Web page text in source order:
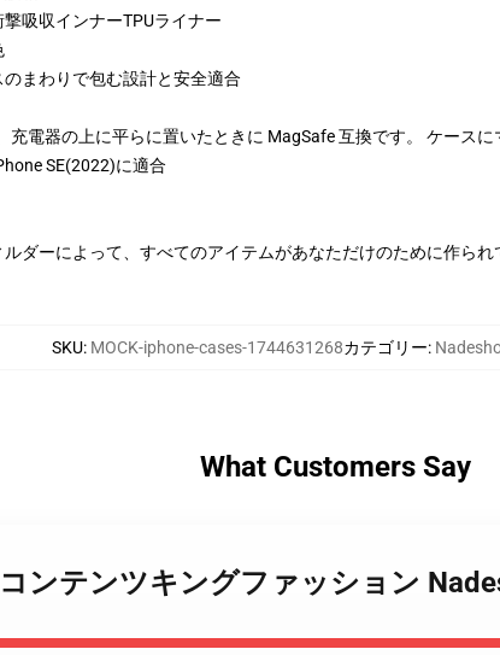
吸収インナーTPUライナー
まわりで包む設計と安全適合
電器の上に平らに置いたときに MagSafe 互換です。 ケースに
SE(2022)に適合
ダーによって、すべてのアイテムがあなただけのために作ら
SKU: MOCK-iphone-cases-1744631268カテゴリー:
What Customers Say
ンテンツキングファッション